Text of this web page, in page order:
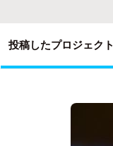
投稿したプロジェクト